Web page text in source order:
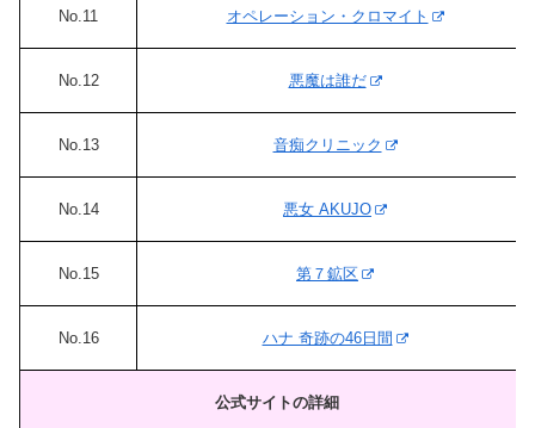
No.11 オペレーション・クロマイト
No.12 悪魔は誰だ
No.13 音痴クリニック
No.14 悪女 AKUJO
No.15 第７鉱区
No.16 ハナ 奇跡の46日間
公式サイトの詳細